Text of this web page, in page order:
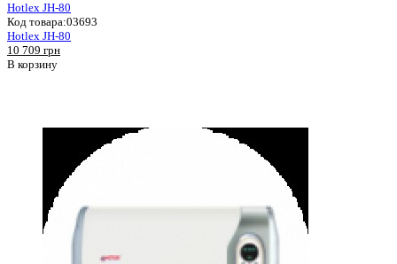
Hotlex JH-80
Код товара:03693
Hotlex JH-80
10 709 грн
В корзину